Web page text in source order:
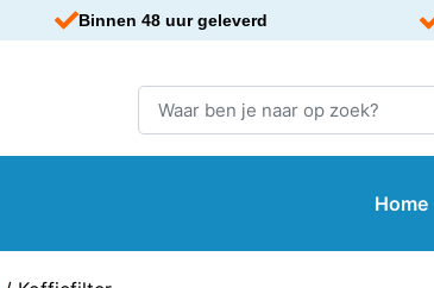
Binnen 48 uur geleverd
Home